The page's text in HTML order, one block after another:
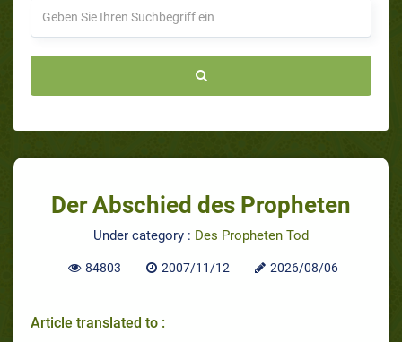
Der Abschied des Propheten
Under category : Des Propheten Tod
84803 2007/11/12 2026/08/06
Article translated to :